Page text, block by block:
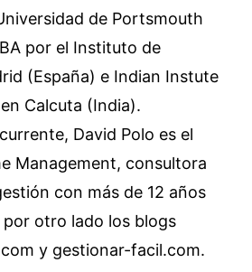
de Portsmouth
por el Instituto de
(España) e Indian Instute
Calcuta (India).
David Polo es el
Management, consultora
con más de 12 años
otro lado los blogs
y gestionar-facil.com.